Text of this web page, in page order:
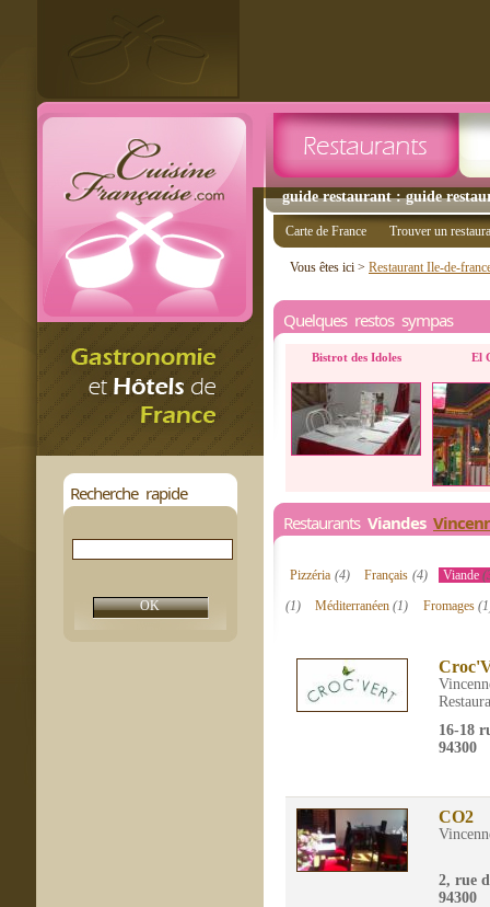
guide restaurant : guide
Recherche rapide
Carte de France Trouver un
Vous êtes ici > Restaurant Ile-de-
Quelques restos sympas
Bistrot des Idoles El
Restaurants Viandes
Pizzéria (4) Français (4) Viande
(1)
Méditerranéen(1) Fromages
16-18
94300
CO2
2, rue
94300